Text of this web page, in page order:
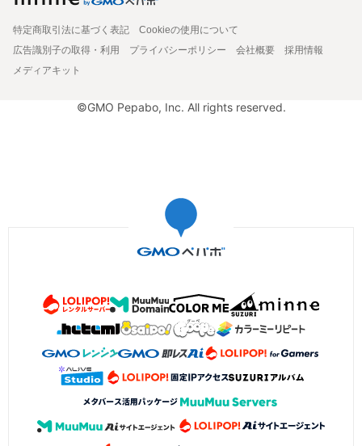
特定商取引法に基づく表記
Cookieの使用について
広告識別子の取得・利用
プライバシーポリシー 会社概要
採用情報
メディアキット
©GMO Pepabo, Inc. All rights reserved.